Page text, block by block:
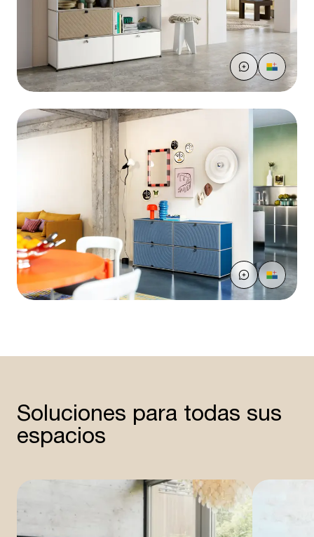
Soluciones para todas sus
espacios